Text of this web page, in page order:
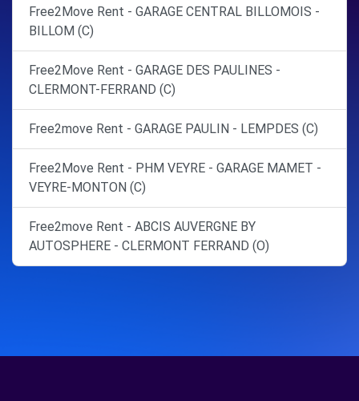
Free2Move Rent - GARAGE CENTRAL BILLOMOIS -
BILLOM (C)
Free2Move Rent - GARAGE DES PAULINES -
CLERMONT-FERRAND (C)
Free2move Rent - GARAGE PAULIN - LEMPDES (C)
Free2Move Rent - PHM VEYRE - GARAGE MAMET -
VEYRE-MONTON (C)
Free2move Rent - ABCIS AUVERGNE BY
AUTOSPHERE - CLERMONT FERRAND (O)